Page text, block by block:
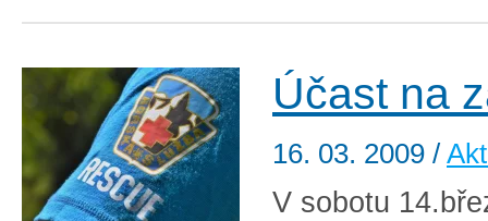
Účast na
16. 03. 2009 /
V sobotu